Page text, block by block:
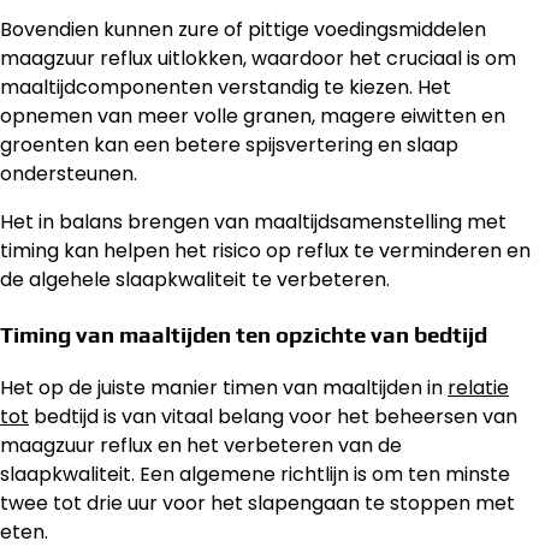
Bovendien kunnen zure of pittige voedingsmiddelen
maagzuur reflux uitlokken, waardoor het cruciaal is om
maaltijdcomponenten verstandig te kiezen. Het
opnemen van meer volle granen, magere eiwitten en
groenten kan een betere spijsvertering en slaap
ondersteunen.
Het in balans brengen van maaltijdsamenstelling met
timing kan helpen het risico op reflux te verminderen en
de algehele slaapkwaliteit te verbeteren.
Timing van maaltijden ten opzichte van bedtijd
Het op de juiste manier timen van maaltijden in relatie
tot bedtijd is van vitaal belang voor het beheersen van
maagzuur reflux en het verbeteren van de
slaapkwaliteit. Een algemene richtlijn is om ten minste
twee tot drie uur voor het slapengaan te stoppen met
eten.